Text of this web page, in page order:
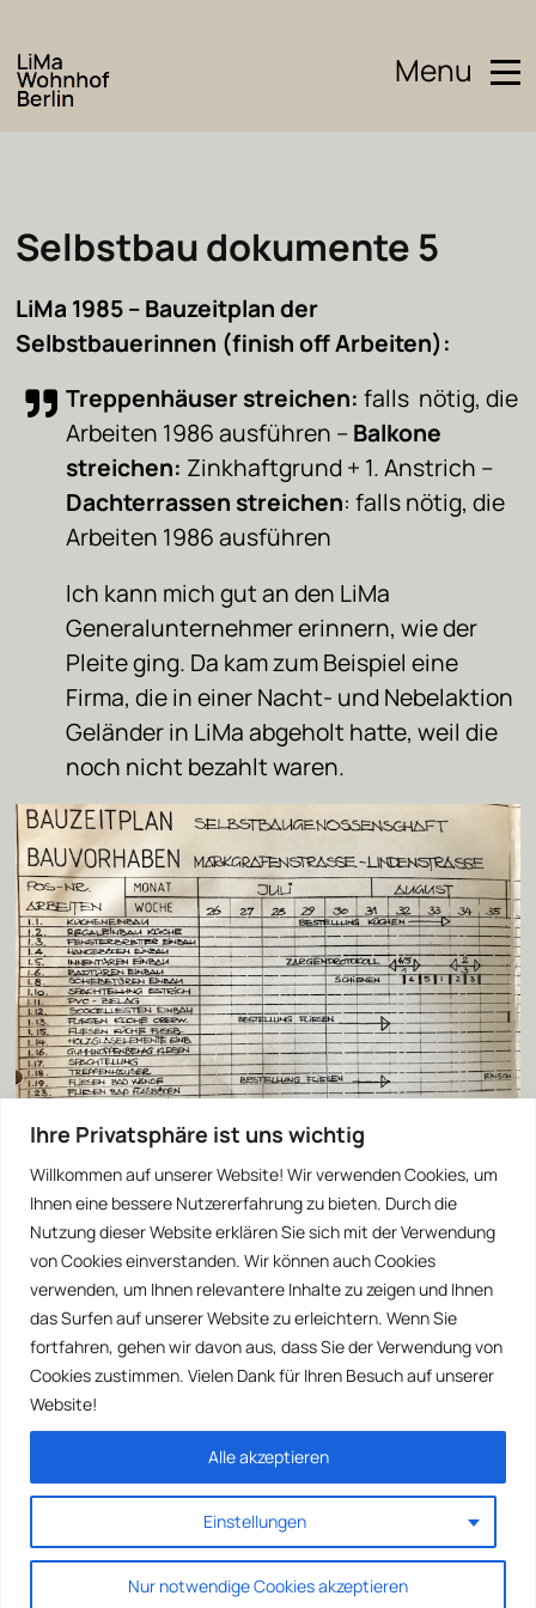
Ihre Privatsphäre ist uns wichtig
Willkommen auf unserer Website! Wir verwenden Cookies, um
Ihnen eine bessere Nutzererfahrung zu bieten. Durch die
Nutzung dieser Website erklären Sie sich mit der Verwendung
von Cookies einverstanden. Wir können auch Cookies
verwenden, um Ihnen relevantere Inhalte zu zeigen und Ihnen
das Surfen auf unserer Website zu erleichtern. Wenn Sie
fortfahren, gehen wir davon aus, dass Sie der Verwendung von
Cookies zustimmen. Vielen Dank für Ihren Besuch auf unserer
Website!
Einstellungen
Nur notwendige Cookies akzeptieren
Alle akzeptieren
Menu
Selbstbau dokumente 5
LiMa 1985 –Bauzeitplan der
Selbstbauerinnen (finish off Arbeiten):
Treppenhäuser streichen: falls nötig, die
Arbeiten 1986 ausführen –Balkone
streichen: Zinkhaftgrund + 1. Anstrich –
Dachterrassen streichen: falls nötig, die
Arbeiten 1986 ausführen
Ich kann mich gut an den LiMa
Generalunternehmer erinnern, wie der
Pleite ging. Da kam zum Beispiel eine
Firma, die in einer Nacht- und Nebelaktion
Geländer in LiMa abgeholt hatte, weil die
noch nicht bezahlt waren.